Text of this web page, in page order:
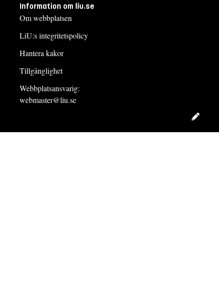
Information om liu.se
Om webbplatsen
LiU:s integritetspolicy
Hantera kakor
Tillgänglighet
Webbplatsansvarig:
webmaster@liu.se